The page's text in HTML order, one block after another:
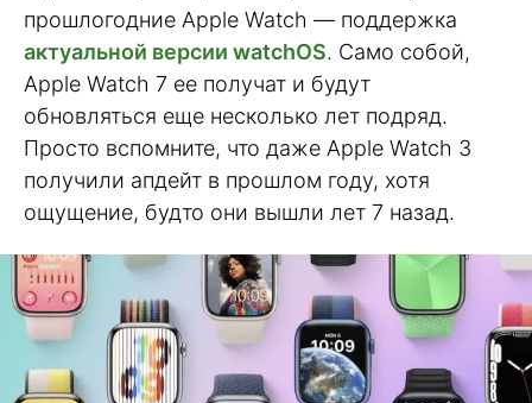
прошлогодние Apple Watch — поддержка
актуальной версии watchOS. Само собой,
Apple Watch 7 ее получат и будут
обновляться еще несколько лет подряд.
Просто вспомните, что даже Apple Watch 3
получили апдейт в прошлом году, хотя
ощущение, будто они вышли лет 7 назад.